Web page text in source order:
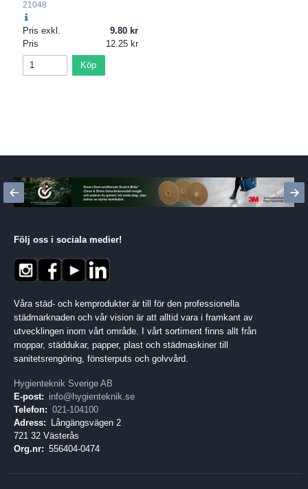
21048
Pris exkl.
9.80
Pris
12.25
Köp
Följ oss i sociala medier!
Våra städ- och kemprodukter är till för den professionella
städmarknaden och vår vision är att alltid vara i framkant av
utvecklingen inom vårt område. I vårt sortiment finns allt från
moppar, städdukar, papper, plast och städmaskiner till
sanitetsrengöring, fönsterputs och golvvård.
Hygienteknik Sverige AB
E-post: info@hygienteknik.se
Telefon: 021-104100
Adress:
Långängsvägen 2
721 32 Västerås
Org.nr: 556404-0474